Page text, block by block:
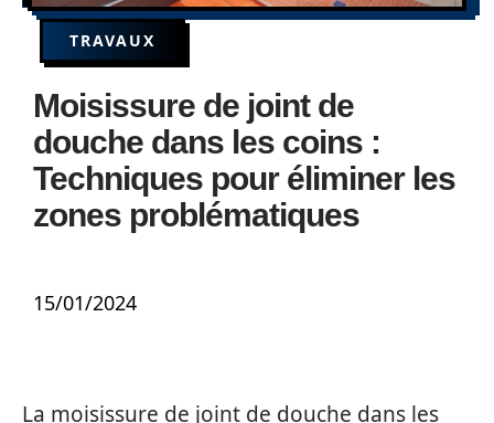
TRAVAUX
Moisissure de joint de
douche dans les coins :
Techniques pour éliminer les
zones problématiques
15/01/2024
La moisissure de joint de douche dans les